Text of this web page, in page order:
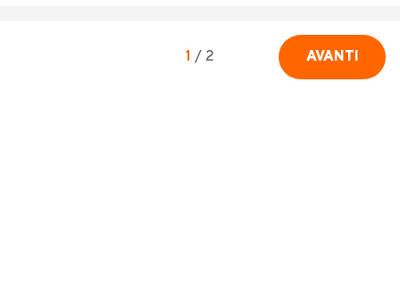
1 / 2 AVANTI